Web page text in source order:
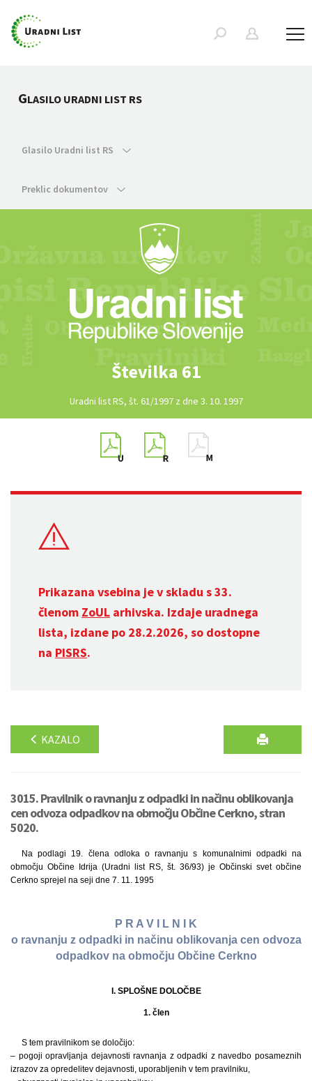
GLASILO URADNI LIST RS
Glasilo Uradni list RS
Preklic dokumentov
Številka 61
Uradni list RS, št. 61/1997 z dne 3. 10. 1997
Prikazana vsebina je v skladu s 33.
členom ZoUL arhivska. Izdaje uradnega
lista, izdane po 28.2.2026, so dostopne
na PISRS.
KAZALO
3015. Pravilnik o ravnanju z odpadki in načinu oblikovanja
cen odvoza odpadkov na območju Občine Cerkno, stran
5020.
Na podlagi 19. člena odloka o ravnanju s komunalnimi odpadki na
območju Občine Idrija (Uradni list RS, št. 36/93) je Občinski svet občine
Cerkno sprejel na seji dne 7. 11. 1995
P R A V I L N I K
o ravnanju z odpadki in načinu oblikovanja cen odvoza
odpadkov na območju Občine Cerkno
I. SPLOŠNE DOLOČBE
1. člen
S tem pravilnikom se določijo:
– pogoji opravljanja dejavnosti ravnanja z odpadki z navedbo posameznih
izrazov za opredelitev dejavnosti, uporabljenih v tem pravilniku,